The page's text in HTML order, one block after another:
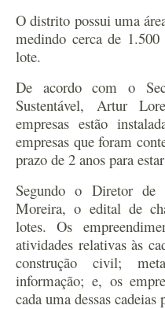
O distrito possui uma
medindo cerca de
lote.
De acordo com o
Sustentável, Artur
empresas estão
empresas que foram
prazo de 2 anos para
Segundo o Diretor de
Moreira, o edital de
lotes. Os
atividades relativas às
construção civil;
informação; e, os
cada uma dessas cadeias